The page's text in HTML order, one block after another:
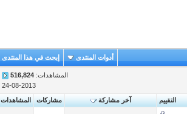
أدوات المنتدى إبحث في هذا المنتدى
المشاهدات:516,824
24-08-2013
التقييم
آخر مشاركة مشاركات المشاهدات